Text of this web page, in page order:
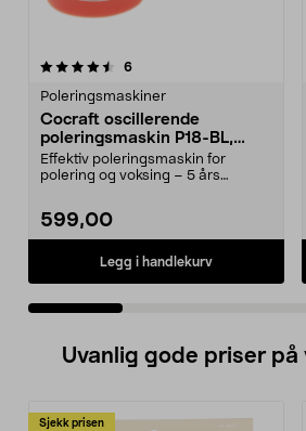
6anmeldelser
Poleringsmaskiner
Cocraft oscillerende
poleringsmaskin P18-BL,
batteridrevet
Effektiv poleringsmaskin for
polering og voksing – 5 års
599,00
Legg i handlekurv
0.0 av 5 stjerner
Uvanlig gode priser på
Sjekk prisen